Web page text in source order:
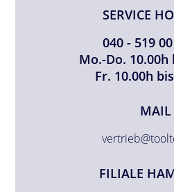
SERVICE
040 - 519
Mo.-Do. 10.00h
Fr. 10.00h
MAIL
FILIALE